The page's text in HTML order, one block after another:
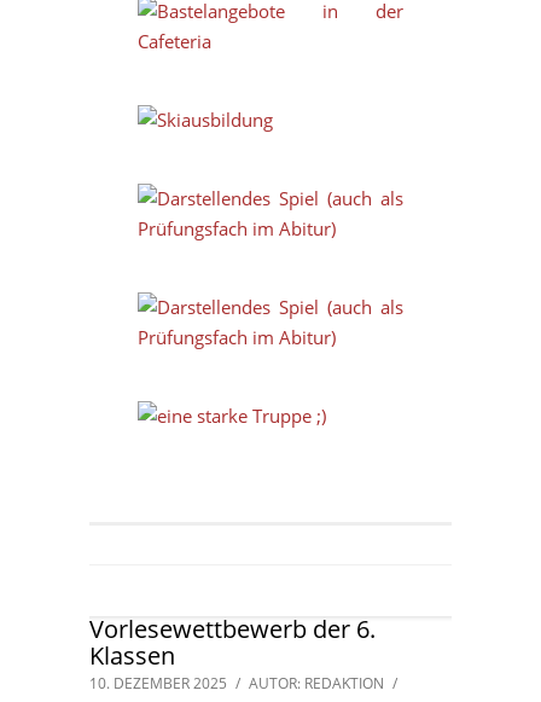
Vorlesewettbewerb der 6.
Klassen
10. DEZEMBER 2025 / AUTOR: REDAKTION /